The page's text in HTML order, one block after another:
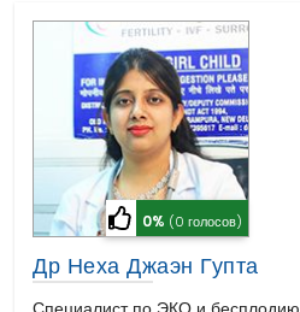
0% (0 голосов)
Др Неха Джаэн Гупта